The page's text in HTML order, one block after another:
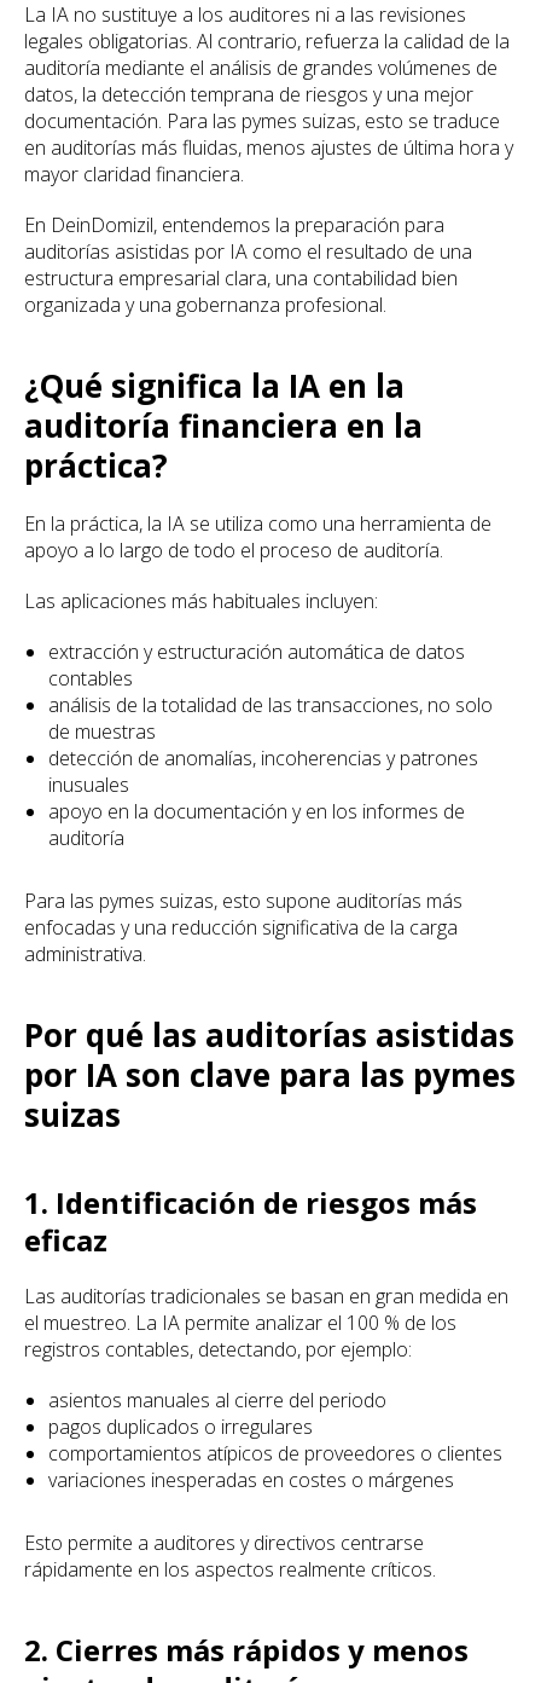
La IA no sustituye a los auditores ni a las revisiones
legales obligatorias. Al contrario, refuerza la calidad de la
auditoría mediante el análisis de grandes volúmenes de
datos, la detección temprana de riesgos y una mejor
documentación. Para las pymes suizas, esto se traduce
en auditorías más fluidas, menos ajustes de última hora y
mayor claridad financiera.
En DeinDomizil, entendemos la preparación para
auditorías asistidas por IA como el resultado de una
estructura empresarial clara, una contabilidad bien
organizada y una gobernanza profesional.
¿Qué significa la IA en la
auditoría financiera en la
práctica?
En la práctica, la IA se utiliza como una herramienta de
apoyo a lo largo de todo el proceso de auditoría.
Las aplicaciones más habituales incluyen:
extracción y estructuración automática de datos
contables
análisis de la totalidad de las transacciones, no solo
de muestras
detección de anomalías, incoherencias y patrones
inusuales
apoyo en la documentación y en los informes de
auditoría
Para las pymes suizas, esto supone auditorías más
enfocadas y una reducción significativa de la carga
administrativa.
Por qué las auditorías asistidas
por IA son clave para las pymes
suizas
1. Identificación de riesgos más
eficaz
Las auditorías tradicionales se basan en gran medida en
el muestreo. La IA permite analizar el 100 % de los
registros contables, detectando, por ejemplo:
asientos manuales al cierre del periodo
pagos duplicados o irregulares
comportamientos atípicos de proveedores o clientes
variaciones inesperadas en costes o márgenes
Esto permite a auditores y directivos centrarse
rápidamente en los aspectos realmente críticos.
2. Cierres más rápidos y menos